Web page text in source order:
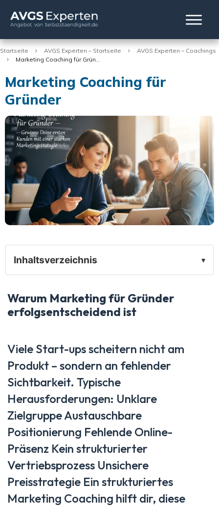
Startseite AVGS Experten – Startseite
AVGS Experten – Coachings
Marketing Coaching für Gründer
Marketing Coaching für
Gründer
Inhaltsverzeichnis ▾
Warum Marketing für Gründer
erfolgsentscheidend ist
Viele Start-ups scheitern nicht am
Produkt – sondern an fehlender
Sichtbarkeit. Typische
Herausforderungen: Unklare
Zielgruppe Austauschbare
Positionierung Fehlende Online-
Präsenz Kein strukturierter
Vertriebsprozess Unsichere
Preisstrategie Ein strukturiertes
Marketing Coaching hilft dir, diese